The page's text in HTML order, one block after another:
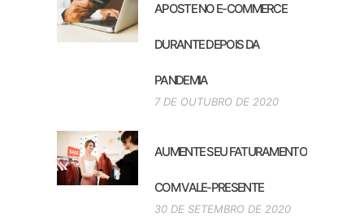
APOSTE NO E-COMMERCE
DURANTE DEPOIS DA
PANDEMIA
7 DE OUTUBRO DE 2020
AUMENTE SEU FATURAMENTO
COM VALE-PRESENTE
30 DE SETEMBRO DE 2020